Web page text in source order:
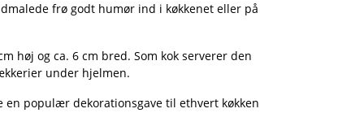
frø godt humør ind i køkkenet eller på
høj og ca. 6 cm bred. Som kok serverer den
under hjelmen.
en populær dekorationsgave til ethvert køkken